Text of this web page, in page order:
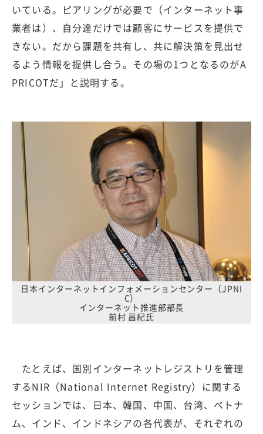
いている。ピアリングが必要で（インターネット事
業者は）、自分達だけでは顧客にサービスを提供で
きない。だから課題を共有し、共に解決策を見出せ
るよう情報を提供し合う。その場の1つとなるのがA
PRICOTだ」と説明する。
日本インターネットインフォメーションセンター（JPNI
C）
インターネット推進部部長
前村 昌紀氏
たとえば、国別インターネットレジストリを管理
するNIR（National Internet Registry）に関する
セッションでは、日本、韓国、中国、台湾、ベトナ
ム、インド、インドネシアの各代表が、それぞれの